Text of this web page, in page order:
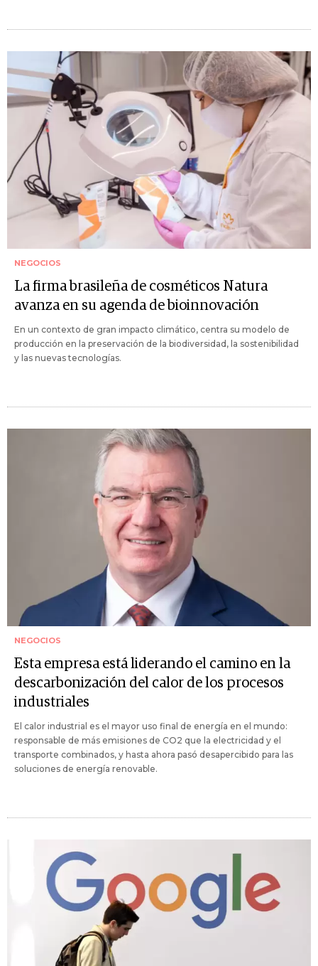
NEGOCIOS
La firma brasileña de cosméticos Natura
avanza en su agenda de bioinnovación
En un contexto de gran impacto climático, centra su modelo de
producción en la preservación de la biodiversidad, la sostenibilidad
y las nuevas tecnologías.
NEGOCIOS
Esta empresa está liderando el camino en la
descarbonización del calor de los procesos
industriales
El calor industrial es el mayor uso final de energía en el mundo:
responsable de más emisiones de CO2 que la electricidad y el
transporte combinados, y hasta ahora pasó desapercibido para las
soluciones de energía renovable.